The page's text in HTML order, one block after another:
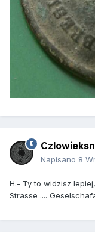
Napisano 8
H.- Ty to widzisz
Strasse ....